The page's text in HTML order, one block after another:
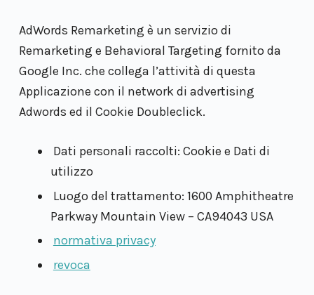
AdWords Remarketing è un servizio di
Remarketing e Behavioral Targeting fornito da
Google Inc. che collega l’attività di questa
Applicazione con il network di advertising
Adwords ed il Cookie Doubleclick.
Dati personali raccolti: Cookie e Dati di
utilizzo
Luogo del trattamento: 1600 Amphitheatre
Parkway Mountain View – CA94043 USA
normativa privacy
revoca